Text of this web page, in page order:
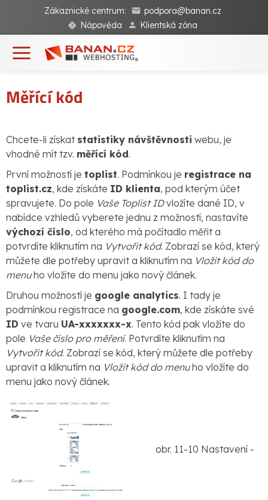
Zákaznické centrum:
podpora@banan.cz
Nápověda
Klientská zóna
Měřící kód
Chcete-li získat statistiky návštěvnosti webu, je
vhodné mít tzv. měřící kód.
První možností je toplist. Podmínkou je registrace na
toplist.cz, kde získáte ID klienta, pod kterým účet
spravujete. Do pole Vaše Toplist IDvložíte dané ID, v
nabídce vzhledů vyberete jednu z možností, nastavíte
výchozí číslo, od kterého má počítadlo měřit a
potvrdíte kliknutím na Vytvořit kód. Zobrazí se kód, který
můžete dle potřeby upravit a kliknutím na Vložit kód do
menuho vložíte do menu jako nový článek.
Druhou možností je google analytics. I tady je
podmínkou registrace na google.com, kde získáte své
ID ve tvaru UA-xxxxxxx-x. Tento kód pak vložíte do
pole Vaše číslo pro měření. Potvrdíte kliknutím na
Vytvořit kód. Zobrazí se kód, který můžete dle potřeby
upravit a kliknutím na Vložit kód do menuho vložíte do
menu jako nový článek.
obr. 11-10 Nastavení -